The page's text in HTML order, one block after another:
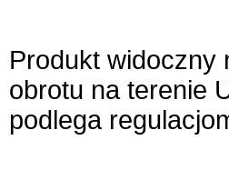
Produkt widoczny
obrotu na terenie
podlega